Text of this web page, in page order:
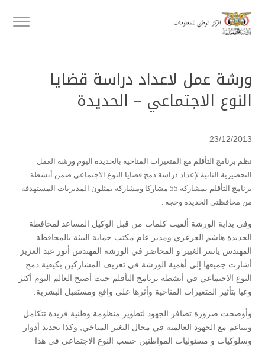
ورشة عمل لاعداد دراسة قضايا
النوع الاجتماعي – الحديدة
23/12/2013
نظم برنامج التأقلم مع المتغيرات المناخية بالحديدة اليوم ورشة العمل
التحضيرية الثانية لإعداد دراسة دمج قضايا النوع الاجتماعي ضمن أنشطة
برنامج التأقلم بمشاركة 55 مشاركا ومشاركة يمثلون المديريات المستهدفة
من محافظتي الحديدة وحجة .
وفي بداية الورشة ألقيت كلمات من قبل الوكيل المساعد لمحافظة
الحديدة هاشم العزعزي ومدير عام مكتب حماية البيئة بالمحافظة
المهندس ياسر الغبير و المحاضر في الورشة المهندس أنور عبد العزيز
أشارت جميعها إلى أهمية الورشة في تعريف المشاركين بكيفية دمج
النوع الاجتماعي في أنشطة برنامج التأقلم حيث أصبح العالم اليوم أكثر
وعيا بتأثير المتغيرات المناخية وأثرها على واقع ومستقبل البشرية.
وأوضحت ضرورة تضافر الجهود لتطوير منظومة وطنية فريدة تتكامل
وتتناغم مع الجهود العالمية في مجال التغير المناخي, وكذا تحديد أدوار
وسلوكيات و مسئوليات المواطنين حسب النوع الاجتماعي في هذا